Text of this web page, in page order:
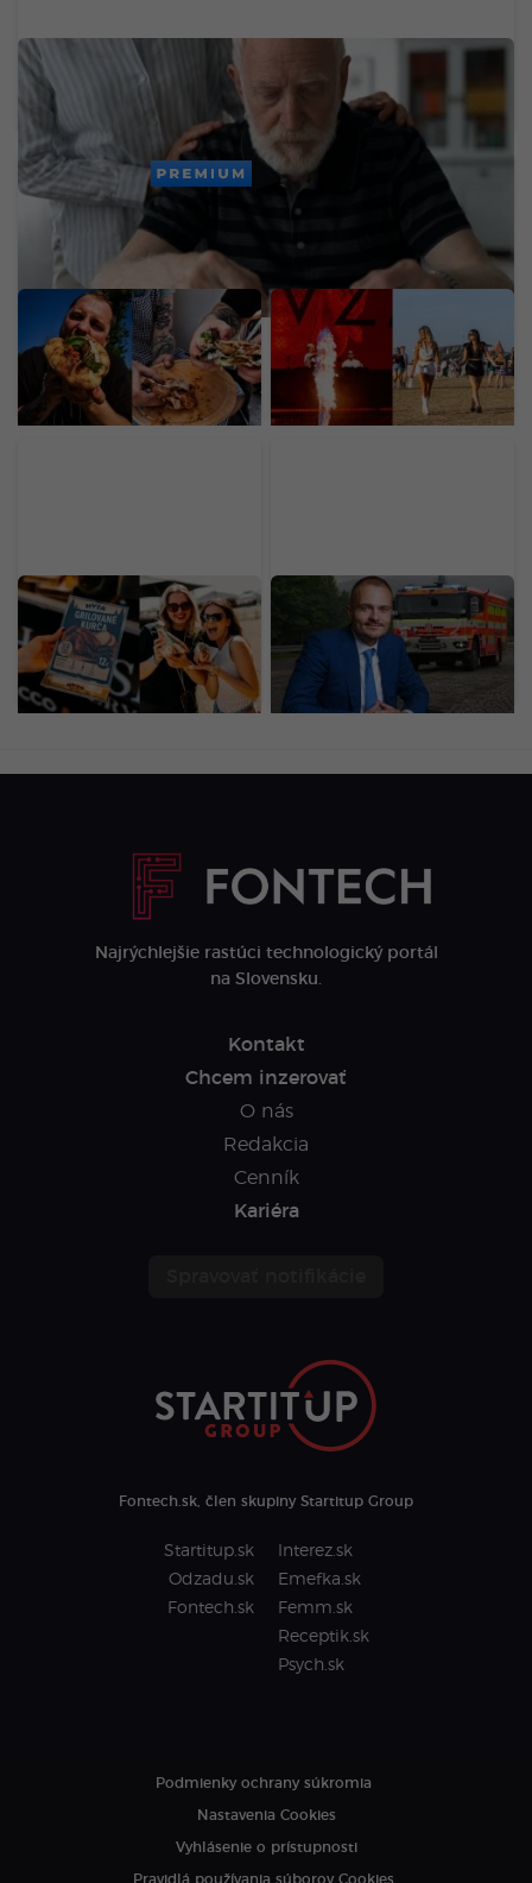
Chceš sa vyhnúť demencii v starobe? Zmenou
troch návykov medzi 45. a 65. rokom získaš vyše
dekádu zdravého života
PREMIUM
Mladý Ukrajinec otvoril v
Bratislave nový street
food za 30-tisíc eur. Prax
získal v michelinských
reštauráciách
Prvý deň LOVESTREAMU
odštartoval vo veľkom.
Pozri si exkluzívne fotky
priamo z miesta diania
Gastro na
LOVESTREAME: Polovica
kuraťa za 12 eur a smash
burger za 10 eur
(PREHĽAD CIEN)
Miliardár Strnad rozširuje
výrobu na Slovensku.
Hlási rekord a zákazky za
46 miliárd eur
Najrýchlejšie rastúci technologický portál
na Slovensku.
Kontakt
Chcem inzerovať
O nás
Redakcia
Cenník
Kariéra
Fontech.sk, člen skupiny Startitup Group
Startitup.sk
Odzadu.sk
Fontech.sk
Interez.sk
Emefka.sk
Femm.sk
Receptik.sk
Psych.sk
Podmienky ochrany súkromia
Nastavenia Cookies
Vyhlásenie o prístupnosti
Pravidlá používania súborov Cookies